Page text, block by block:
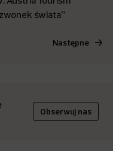
świata”
Następne
Obserwuj nas